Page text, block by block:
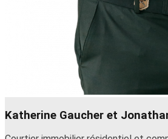
Katherine Gaucher et